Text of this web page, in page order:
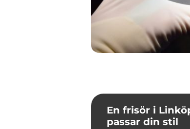
En frisör i
passar din stil